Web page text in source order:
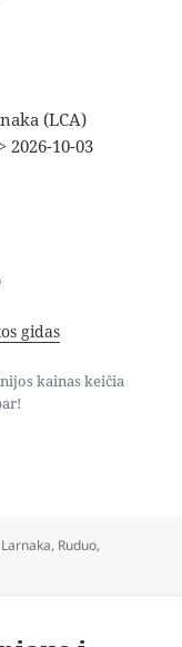
(LCA)
2026-10-03
gidas
kainas keičia
Larnaka, Ruduo,